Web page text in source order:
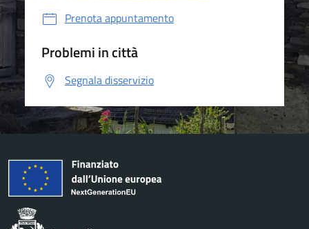
Prenota appuntamento
Problemi in città
Segnala disservizio